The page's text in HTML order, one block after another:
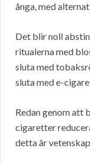
ånga, med
Det blir noll
ritualerna med
sluta med
sluta med e-
Redan genom
cigaretter
detta är